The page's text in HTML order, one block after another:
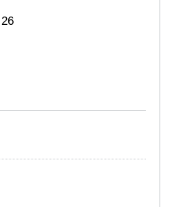
26